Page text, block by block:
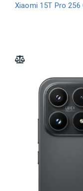
Xiaomi 15T Pro